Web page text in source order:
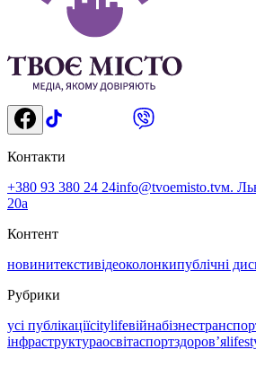
Контакти
+380 93 380 24 24info@tvoemisto.tvм.
20а
Контент
новинитекстивідеоколонкипублічні
Рубрики
усі публікаціїcitylifeвійнабізнес
інфраструктураосвітаспортздоровʼя